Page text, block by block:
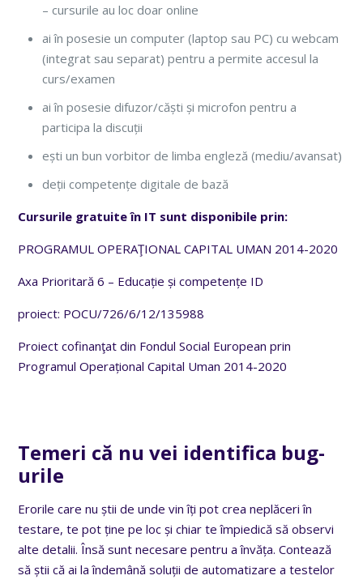
– cursurile au loc doar online
ai în posesie un computer (laptop sau PC) cu webcam
(integrat sau separat) pentru a permite accesul la
curs/examen
ai în posesie difuzor/căști și microfon pentru a
participa la discuții
ești un bun vorbitor de limba engleză (mediu/avansat)
deții competențe digitale de bază
Cursurile gratuite în IT sunt disponibile prin:
PROGRAMUL OPERAŢIONAL CAPITAL UMAN 2014-2020
Axa Prioritară 6 – Educație și competențe ID
proiect: POCU/726/6/12/135988
Proiect cofinanţat din Fondul Social European prin
Programul Operațional Capital Uman 2014-2020
Temeri că nu vei identifica bug-
urile
Erorile care nu știi de unde vin îți pot crea neplăceri în
testare, te pot ține pe loc și chiar te împiedică să observi
alte detalii. Însă sunt necesare pentru a învăța. Contează
să știi că ai la îndemână soluții de automatizare a testelor